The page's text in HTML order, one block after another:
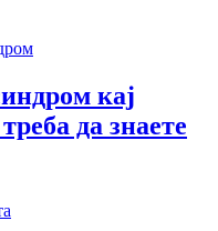
кај
да знаете